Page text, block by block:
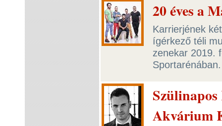
20 éves a
Karrierjének
ígérkező téli
zenekar 2019.
Akvárium